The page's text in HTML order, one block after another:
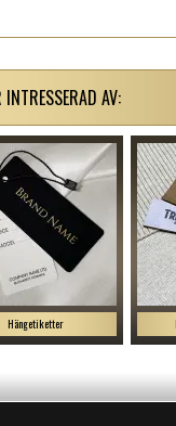
AV:
Hängetiketter